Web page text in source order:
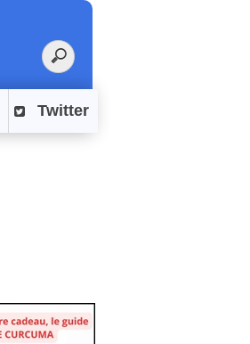
Twitter